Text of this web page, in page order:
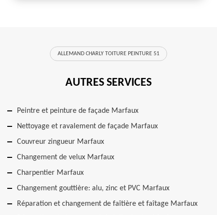
ALLEMAND CHARLY TOITURE PEINTURE 51
AUTRES SERVICES
Peintre et peinture de façade Marfaux
Nettoyage et ravalement de façade Marfaux
Couvreur zingueur Marfaux
Changement de velux Marfaux
Charpentier Marfaux
Changement gouttière: alu, zinc et PVC Marfaux
Réparation et changement de faîtière et faîtage Marfaux